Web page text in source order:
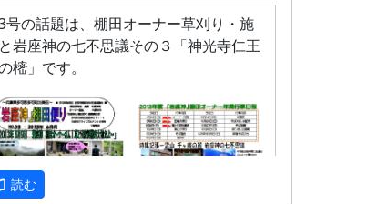
号の話題は、棚田オーナー草刈り・施
岩座神の七不思議その３「神光寺仁王
樒」です。
読む